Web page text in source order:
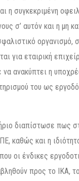
η συγκεκριμένη
σ’ αυτόν και η
για εταιρική
ανακύπτει η
του ως
διαπίστωσε πως
καθώς και η
οι ένδικες
προς το ΙΚΑ,